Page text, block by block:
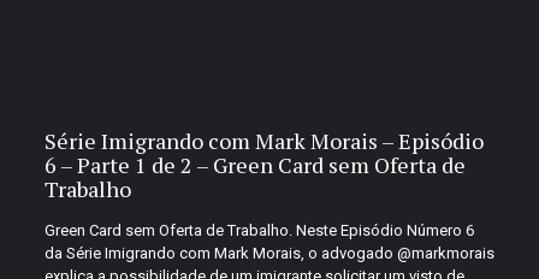
Série Imigrando com Mark Morais – Episódio
6 – Parte 1 de 2 – Green Card sem Oferta de
Trabalho
Green Card sem Oferta de Trabalho. Neste Episódio Número 6
da Série Imigrando com Mark Morais, o advogado @markmorais
explica a possibilidade de um imigrante solicitar um visto de